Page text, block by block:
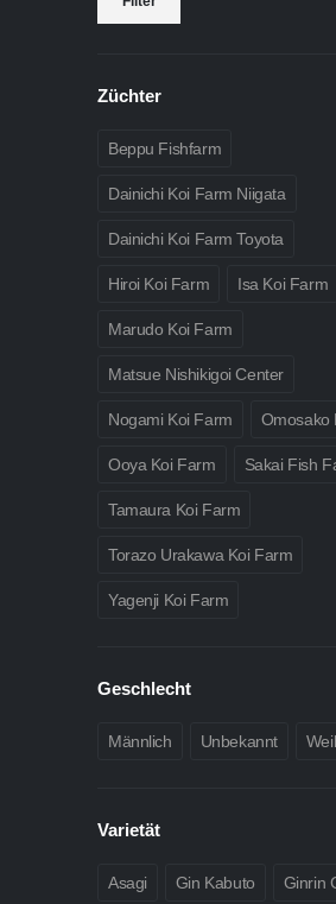
Züchter
Beppu Fishfarm
Dainichi Koi Farm Niigata
Dainichi Koi Farm Toyota
Hiroi Koi Farm Isa Koi Farm
Marudo Koi Farm
Matsue Nishikigoi Center
Nogami Koi Farm Omosako
Ooya Koi Farm Sakai Fish
Tamaura Koi Farm
Torazo Urakawa Koi Farm
Yagenji Koi Farm
Geschlecht
Männlich Unbekannt
Varietät
Asagi Gin Kabuto Ginrin